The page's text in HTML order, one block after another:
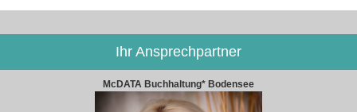
Ihr Ansprechpartner
McDATA Buchhaltung* Bodensee